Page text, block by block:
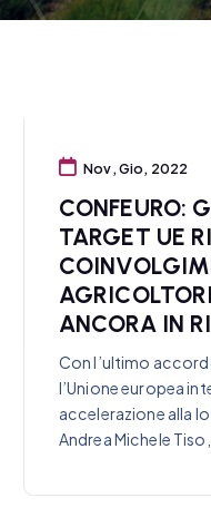
Nov, Gio, 2022
CONFEURO:
TARGET UE
ANCORA IN
Con l’ultimo
l’Unione europea
accelerazione alla
Andrea Michele